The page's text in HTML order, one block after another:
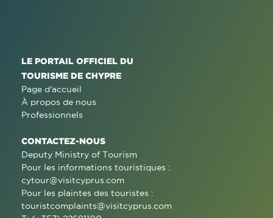
LE PORTAIL OFFICIEL DU
TOURISME DE CHYPRE
Page d'accueil
À propos de nous
Professionnels
CONTACTEZ-NOUS
Deputy Ministry of Tourism
Pour les informations touristiques :
cytour@visitcyprus.com
Pour les plaintes des touristes :
touristcomplaints@visitcyprus.com